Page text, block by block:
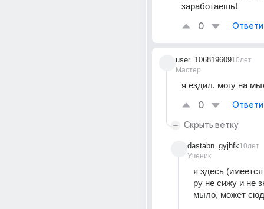
заработаешь!
0
user_106819609
Мастер
10лет
я ездил. могу на
0
Скрыть ветку
dastabn_gyjhfk
Ученик
10лет
я здесь
ру не сижу и не
мыло, может